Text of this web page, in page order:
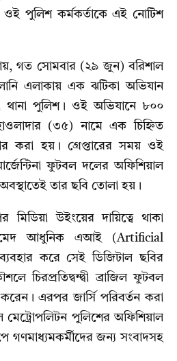
ওই পুলিশ কর্মকর্তাকে এই নোটিশ
গত সোমবার (২৯ জুন) বরিশাল
এলাকায় এক ঝটিকা অভিযান
থানা পুলিশ। ওই অভিযানে ৮০০
(৩৫) নামে এক চিহ্নিত
করা হয়। গ্রেপ্তারের সময় ওই
ফুটবল দলের অফিশিয়াল
তার ছবি তোলা হয়।
মিডিয়া উইংয়ের দায়িত্বে থাকা
আধুনিক এআই (Artificial
করে সেই ডিজিটাল ছবির
চিরপ্রতিদ্বন্দ্বী ব্রাজিল ফুটবল
এরপর জার্সি পরিবর্তন করা
মেট্রোপলিটন পুলিশের অফিশিয়াল
গণমাধ্যমকর্মীদের জন্য সংবাদসহ